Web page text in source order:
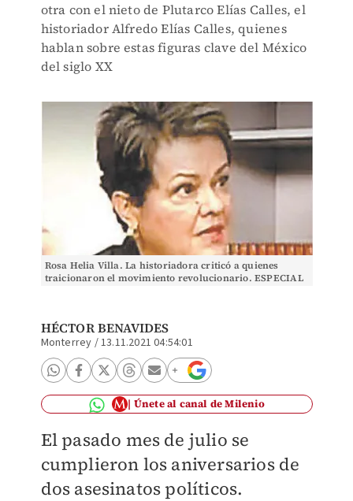
otra con el nieto de Plutarco Elías Calles, el
historiador Alfredo Elías Calles, quienes
hablan sobre estas figuras clave del México
del siglo XX
Rosa Helia Villa. La historiadora criticó a quienes
traicionaron el movimiento revolucionario. ESPECIAL
HÉCTOR BENAVIDES
Monterrey /13.11.2021 04:54:01
Únete al canal de Milenio
El pasado mes de julio se
cumplieron los aniversarios de
dos asesinatos políticos.